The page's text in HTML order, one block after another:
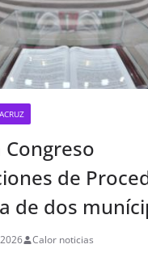
de
de dos
Calor noticias